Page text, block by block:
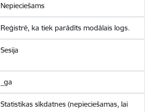
Nepieciešams
Reģistrē, ka tiek parādīts modālais logs.
Sesija
_ga
Statistikas sīkdatnes (nepieciešamas, lai